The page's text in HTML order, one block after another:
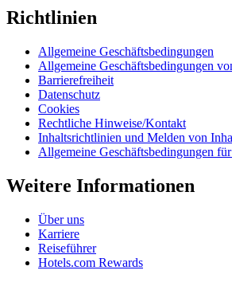
Richtlinien
Allgemeine Geschäftsbedingungen
Allgemeine Geschäftsbedingungen
Barrierefreiheit
Datenschutz
Cookies
Rechtliche Hinweise/Kontakt
Inhaltsrichtlinien und Melden von
Allgemeine Geschäftsbedingungen
Weitere Informationen
Über uns
Karriere
Reiseführer
Hotels.com Rewards